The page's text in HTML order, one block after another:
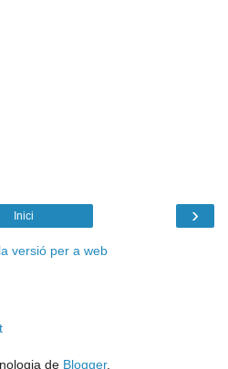
›
Inici
versió per a web
de Blogger.